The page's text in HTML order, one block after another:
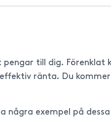
till dig. Förenklat
ränta. Du
exempel på